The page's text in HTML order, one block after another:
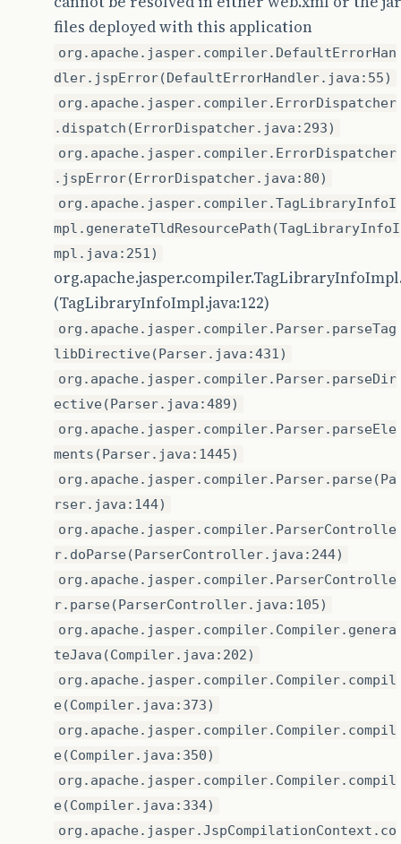
files deployed with this application
org.apache.jasper.compiler.DefaultErrorHan
dler.jspError(DefaultErrorHandler.java:55)
org.apache.jasper.compiler.ErrorDispatcher
.dispatch(ErrorDispatcher.java:293)
org.apache.jasper.compiler.ErrorDispatcher
.jspError(ErrorDispatcher.java:80)
org.apache.jasper.compiler.TagLibraryInfoI
mpl.generateTldResourcePath(TagLibraryInfoI
mpl.java:251)
(TagLibraryInfoImpl.java:122)
org.apache.jasper.compiler.Parser.parseTag
libDirective(Parser.java:431)
org.apache.jasper.compiler.Parser.parseDir
ective(Parser.java:489)
org.apache.jasper.compiler.Parser.parseEle
ments(Parser.java:1445)
org.apache.jasper.compiler.Parser.parse(Pa
rser.java:144)
org.apache.jasper.compiler.ParserControlle
r.doParse(ParserController.java:244)
org.apache.jasper.compiler.ParserControlle
r.parse(ParserController.java:105)
org.apache.jasper.compiler.Compiler.genera
teJava(Compiler.java:202)
org.apache.jasper.compiler.Compiler.compil
e(Compiler.java:373)
org.apache.jasper.compiler.Compiler.compil
e(Compiler.java:350)
org.apache.jasper.compiler.Compiler.compil
e(Compiler.java:334)
org.apache.jasper.JspCompilationContext.co